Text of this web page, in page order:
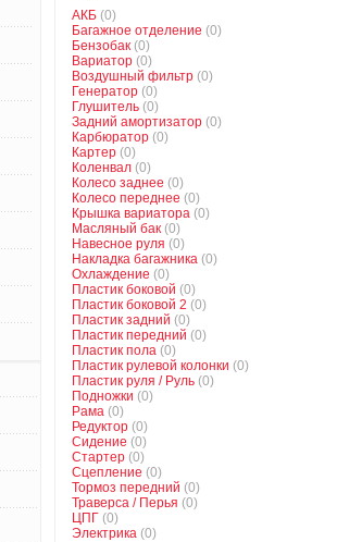
АКБ (0)
Багажное отделение (0)
Бензобак (0)
Вариатор (0)
Воздушный фильтр (0)
Генератор (0)
Глушитель (0)
Задний амортизатор (0)
Карбюратор (0)
Картер (0)
Коленвал (0)
Колесо заднее (0)
Колесо переднее (0)
Крышка вариатора (0)
Масляный бак (0)
Навесное руля (0)
Накладка багажника (0)
Охлаждение (0)
Пластик боковой (0)
Пластик боковой 2 (0)
Пластик задний (0)
Пластик передний (0)
Пластик пола (0)
Пластик рулевой колонки (0)
Пластик руля / Руль (0)
Подножки (0)
Рама (0)
Редуктор (0)
Сидение (0)
Стартер (0)
Сцепление (0)
Тормоз передний (0)
Траверса / Перья (0)
ЦПГ (0)
Электрика (0)